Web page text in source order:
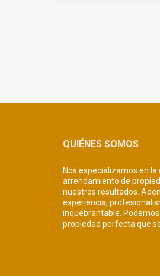
QUIÉNES SOMOS
Nos especializamos en
arrendamiento de
nuestros resultados.
experiencia,
inquebrantable.
propiedad perfecta que